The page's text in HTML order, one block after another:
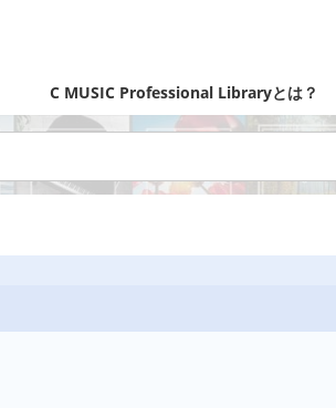
C MUSIC Professional Libraryとは？